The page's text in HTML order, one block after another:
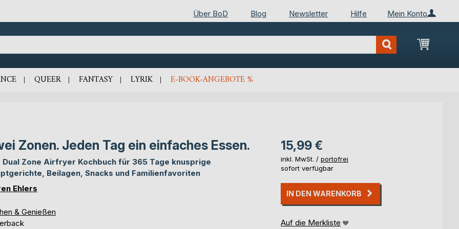
Mein Konto
Über BoD Blog Newsletter Hilfe
Mein
QUEER FANTASY LYRIK E-BOOK-ANGEBOTE %
Zonen. Jeden Tag ein einfaches Essen.
Dual Zone Airfryer Kochbuch für 365 Tage knusprige
Beilagen, Snacks und Familienfavoriten
Ehlers
& Genießen
15,99 €
inkl. MwSt. / portofrei
sofort verfügbar
IN DEN WARENKORB
Auf die Merkliste